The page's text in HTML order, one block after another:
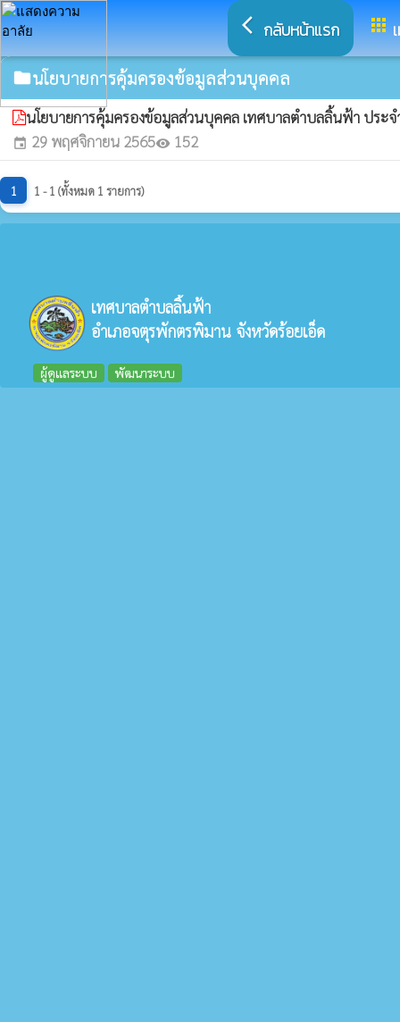
arrow_back_ios กลับหน้าแรก apps
folderนโยบายการคุ้มครองข้อมูลส่วนบุคคล
นโยบายการคุ้มครองข้อมูลส่วนบุคคล เทศบาลตำบลลิ้นฟ้า ประ
event 29 พฤศจิกายน 2565visibility 152
1 1 - 1 (ทั้งหมด 1 รายการ)
เทศบาลตำบลลิ้นฟ้า
อำเภอจตุรพักตรพิมาน จังหวัดร้อยเอ็ด
ผู้ดูแลระบบ พัฒนาระบบ